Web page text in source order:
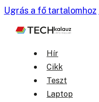
Ugrás a fő tartalomhoz
Hír
Cikk
Teszt
Laptop